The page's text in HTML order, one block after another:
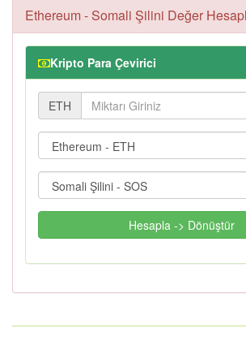
Ethereum - Somali Şilini Değer
Kripto Para Çevirici
ETH
Hesapla -> Dönüştür